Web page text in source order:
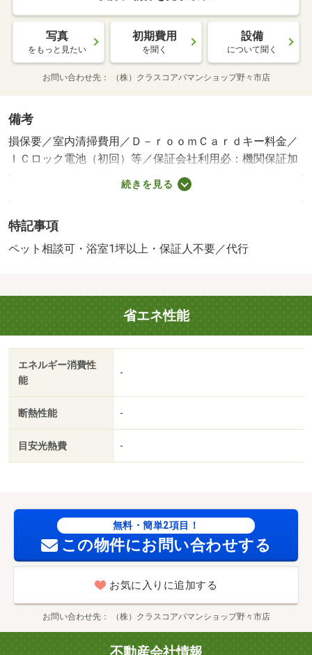
写真
をもっと見たい
初期費用
を聞く
設備
について聞く
お問い合わせ先 （株）クラスコアパマンショップ野々市店
備考
損保要／室内清掃費用／Ｄ－ｒｏｏｍＣａｒｄキー料金／
ＩＣロック電池（初回）等／保証会社利用必：機関保証加
入必須。初回保証料３５０００円、月額保証料賃料等総額
の１％＋８００円／月（その他商品あり）／ペット相談／
費］ルームクリーニング料金にエアコンクリーニング費用
を含みます。ペット飼養の場合は敷金１か月追加預
ャワー付洗面台／ＴＶインターホン／浴室乾燥機／オート
ロック／室内洗濯置／シューズボックス／システムキッチ
ン／追焚機能浴室／温水洗浄便座／駐輪場／宅配ボックス
／即入居可／敷金不要／対面式キッチン／防犯カメラ／ペ
ット相談／ＩＨクッキングヒーター／照明付／全居室洋室
／保証人不要／ネット使用料不要／食器洗乾燥機／築２年
使用／バス停徒歩３分以内／築５年以内／セキュリティ会
社加入済／ＬＤＫ１２畳以上／都市ガス／ＢＳ／礼金２ヶ
月／保証会社利用可／Ｖｄｒｕｇ 泉が丘店（その他）ま
で９５０ｍ／アルビス（株）／泉が丘中央店（スーパー）
まで１４２３ｍ／（株）マルエー／泉野店（スーパー）ま
で１５７７ｍ／バロー金沢有松店（スーパー）まで１８７
７ｍ/賃貸戸数:6戸
続きを見る
特記事項
ペット相談可・浴室1坪以上・保証人不要／代行
省エネ性能
エネルギー消費性
能
-
断熱性能 -
目安光熱費 -
無料・簡単2項目！
この物件にお問い合わせする
お気に入りに追加する
お問い合わせ先 （株）クラスコアパマンショップ野々市店